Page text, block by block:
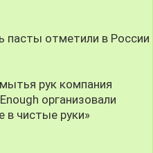
пасты отметили в России
рук компания
организовали
в чистые руки»